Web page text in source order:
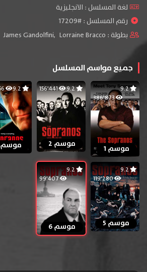
لغة المسلسل : الانجليزية
رقم المسلسل : #17209
بطولة :
James Gandolfini, Lorraine Bracco
جميع مواسم المسلسل
9.2
386٬873
موسم 1
9.2 156٬441
موسم 2
9.2 130٬556
موسم 3
9.2
119٬280
موسم 5
9.2
99٬407
موسم 6